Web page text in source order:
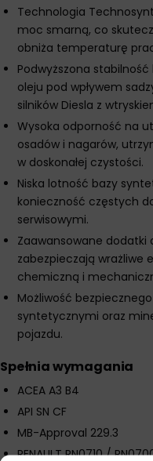
Technologia
moc smarną, co
obniża temperaturę
Podwyższona
oleju pod wpływem
silników Diesla z
Wysoka odporność na
osadów i nagarów,
w doskonałej czystości.
Niska lotność bazy
konieczność częstych
serwisowymi.
Zaawansowane dodatki
zabezpieczają wrażliwe
chemiczną i
Możliwość
syntetycznymi oraz
pojazdu.
Spełnia wymagania
ACEA A3 B4
API SN CF
MB-Approval 229.3
RENAULT RN0710 /